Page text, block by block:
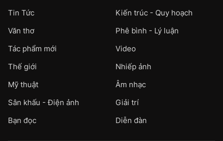
Tin Tức
Kiến trúc - Quy hoạch
Văn thơ
Phê bình - Lý luận
Tác phẩm mới
Video
Thế giới
Nhiếp ảnh
Mỹ thuật
Âm nhạc
Sân khấu - Điện ảnh
Giải trí
Bạn đọc
Diễn đàn